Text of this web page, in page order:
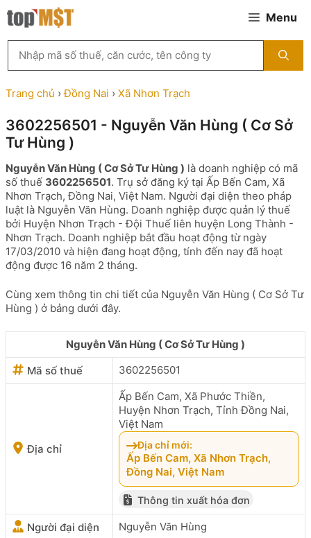
Chuyển
đến
Menu
kiếm
MST
theo
tên
ty,
người
diện
hoặc
mã
số
thuế
...
Trang chủ ›Đồng Nai › Xã Nhơn Trạch
3602256501 - Nguyễn Văn Hùng ( Cơ Sở
Tư Hùng )
Nguyễn Văn Hùng ( Cơ Sở Tư Hùng ) là doanh nghiệp có mã
số thuế 3602256501. Trụ sở đăng ký tại Ấp Bến Cam, Xã
Nhơn Trạch, Đồng Nai, Việt Nam. Người đại diện theo pháp
luật là Nguyễn Văn Hùng. Doanh nghiệp được quản lý thuế
bởi Huyện Nhơn Trạch - Đội Thuế liên huyện Long Thành -
Nhơn Trạch. Doanh nghiệp bắt đầu hoạt động từ ngày
17/03/2010 và hiện đang hoạt động, tính đến nay đã hoạt
động được 16 năm 2 tháng.
Cùng xem thông tin chi tiết của Nguyễn Văn Hùng ( Cơ Sở Tư
Hùng ) ở bảng dưới đây.
Nguyễn Văn Hùng ( Cơ Sở Tư Hùng )
Mã số thuế
3602256501
Địa chỉ
Ấp Bến Cam, Xã Phước Thiền,
Huyện Nhơn Trạch, Tỉnh Đồng Nai,
Việt Nam
Địa chỉ mới:
Ấp Bến Cam, Xã Nhơn Trạch,
Đồng Nai, Việt Nam
Thông tin xuất hóa đơn
Người đại diện Nguyễn Văn Hùng